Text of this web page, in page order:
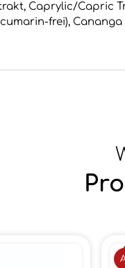
Caprylic/Capric
frei),